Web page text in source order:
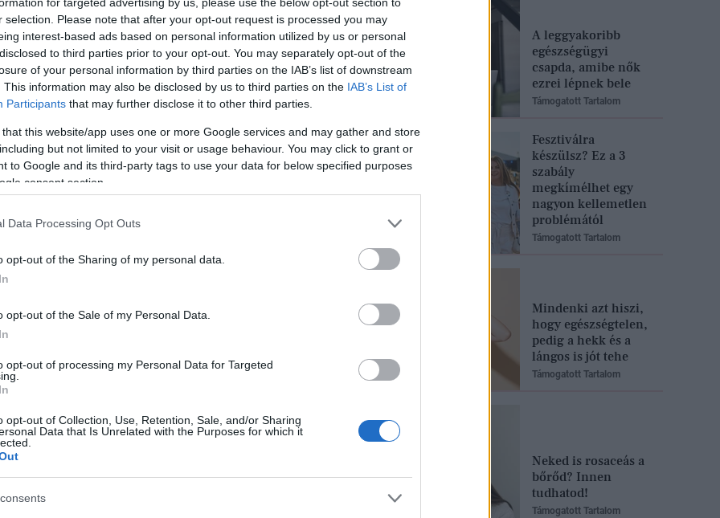
selection. Please note that after your opt-out request is processed you may
interest-based ads based on personal information utilized by us or personal
to third parties prior to your opt-out. You may separately opt-out of the
of your personal information by third parties on the IAB’s list of downstream
This information may also be disclosed by us to third parties on the IAB’s List of
Participants that may further disclose it to other third parties.
that this website/app uses one or more Google services and may gather and store
but not limited to your visit or usage behaviour. You may click to grant or
to Google and its third-party tags to use your data for below specified purposes
consent section.
Data Processing Opt Outs
opt-out of the Sharing of my personal data.
opt-out of the Sale of my Personal Data.
opt-out of processing my Personal Data for Targeted
opt-out of Collection, Use, Retention, Sale, and/or Sharing
Data that Is Unrelated with the Purposes for which it
soron, most azonban
kedvenc. A 23 éves
hogy nem riad visszaa pikánsabb
Secret angyalkájának
Idén már beverekedte magáta
, és ez minden bizonnyal emel majd az
Swanepoel szándékosan
alaptalan a vád.
a Muse magazin nyári számának
divatlap4 különböző címlapot
is szerepel a lapban. Mariano
Candice-ről.
sincs vége, hiszen a szőkeség
úgy tűnik, hogy ő lehet az új arca a
A leggyakoribb
egészségügyi
csapda, amibe nők
ezrei lépnek bele
Támogatott Tartalom
Fesztiválra
készülsz? Ez a 3
szabály
megkímélhet egy
nagyon kellemetlen
problémától
Támogatott Tartalom
Mindenki azt hiszi,
hogy egészségtelen,
pedig a hekk és a
lángos is jót tehe
Támogatott Tartalom
Neked is rosaceás a
bőrőd? Innen
tudhatod!
Támogatott Tartalom